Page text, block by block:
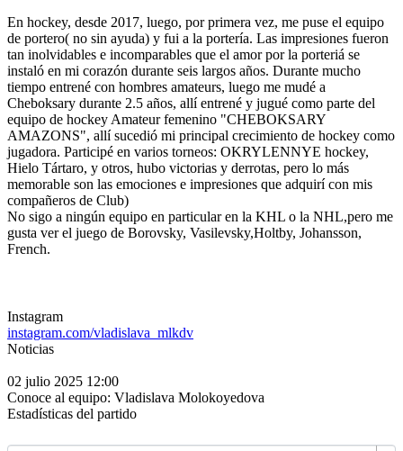
En hockey, desde 2017, luego, por primera vez, me puse el equipo
de portero( no sin ayuda) y fui a la portería. Las impresiones fueron
tan inolvidables e incomparables que el amor por la porteriá se
instaló en mi corazón durante seis largos años. Durante mucho
tiempo entrené con hombres amateurs, luego me mudé a
Cheboksary durante 2.5 años, allí entrené y jugué como parte del
equipo de hockey Amateur femenino "CHEBOKSARY
AMAZONS", allí sucedió mi principal crecimiento de hockey como
jugadora. Participé en varios torneos: OKRYLENNYE hockey,
Hielo Tártaro, y otros, hubo victorias y derrotas, pero lo más
memorable son las emociones e impresiones que adquirí con mis
compañeros de Club)
No sigo a ningún equipo en particular en la KHL o la NHL,pero me
gusta ver el juego de Borovsky, Vasilevsky,Holtby, Johansson,
French.
Instagram
instagram.com/vladislava_mlkdv
Noticias
02 julio 2025 12:00
Conoce al equipo: Vladislava Molokoyedova
Estadísticas del partido